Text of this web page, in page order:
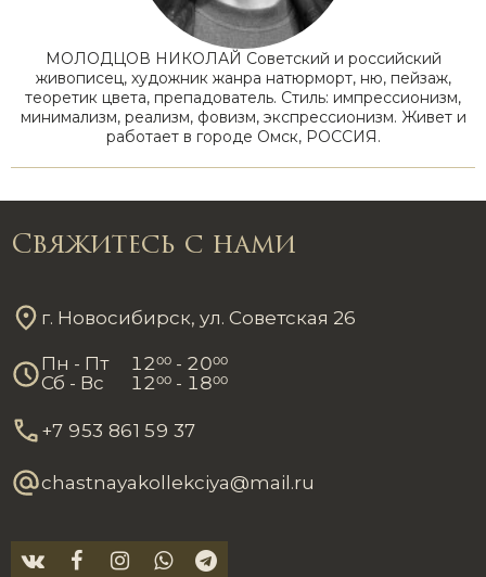
МОЛОДЦОВ НИКОЛАЙ Советский и российский
живописец, художник жанра натюрморт, ню, пейзаж,
теоретик цвета, препадователь. Стиль: импрессионизм,
минимализм, реализм, фовизм, экспрессионизм. Живет и
работает в городе Омск, РОССИЯ.
Свяжитесь с нами
г. Новосибирск, ул. Советская 26
Пн - Пт 1200 - 2000
Сб - Вс
1200 - 1800
+7 953 861 59 37
chastnayakollekciya@mail.ru